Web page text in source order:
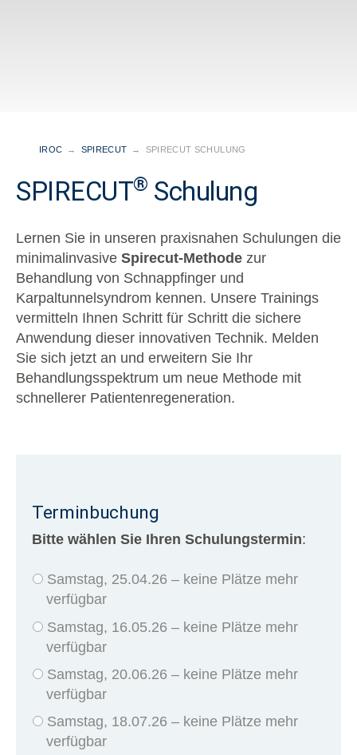
IROC → SPIRECUT → SPIRECUT SCHULUNG
SPIRECUT® Schulung
Lernen Sie in unseren praxisnahen Schulungen die
minimalinvasive Spirecut-Methode zur
Behandlung von Schnappfinger und
Karpaltunnelsyndrom kennen. Unsere Trainings
vermitteln Ihnen Schritt für Schritt die sichere
Anwendung dieser innovativen Technik. Melden
Sie sich jetzt an und erweitern Sie Ihr
Behandlungsspektrum um neue Methode mit
schnellerer Patientenregeneration.
Terminbuchung
Bitte wählen Sie Ihren Schulungstermin:
Samstag, 25.04.26 – keine Plätze mehr
verfügbar
Samstag, 16.05.26 – keine Plätze mehr
verfügbar
Samstag, 20.06.26 – keine Plätze mehr
verfügbar
Samstag, 18.07.26 – keine Plätze mehr
verfügbar